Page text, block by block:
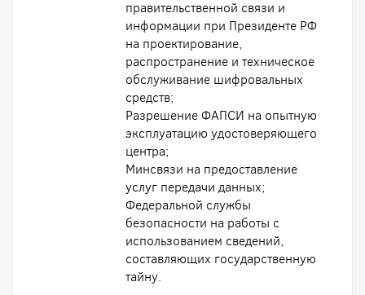
правительственной связи и
информации при Президенте РФ
на проектирование,
распространение и техническое
обслуживание шифровальных
средств;
Разрешение ФАПСИ на опытную
эксплуатацию удостоверяющего
центра;
Минсвязи на предоставление
услуг передачи данных;
Федеральной службы
безопасности на работы с
использованием сведений,
составляющих государственную
тайну.